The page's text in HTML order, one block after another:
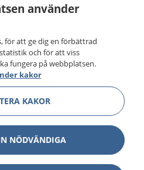
använder
för att ge dig en förbättrad
och för att viss
fungera på webbplatsen.
kakor
KAKOR
NÖDVÄNDIGA